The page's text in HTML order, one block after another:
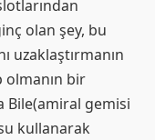
olan şey, bu
uzaklaştırmanın
olmanın bir
Bile(amiral gemisi
kullanarak